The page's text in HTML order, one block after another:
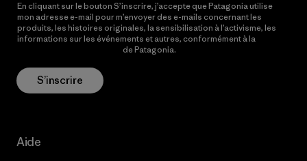
En cliquant sur le bouton S’inscrire, j’accepte que Patagonia utilise
mon adresse e-mail pour m’envoyer des e-mails concernant les
produits, les histoires originales, la sensibilisation à l’activisme, les
informations sur les événements et autres, conformément à la
de Patagonia.
S’inscrire
Aide